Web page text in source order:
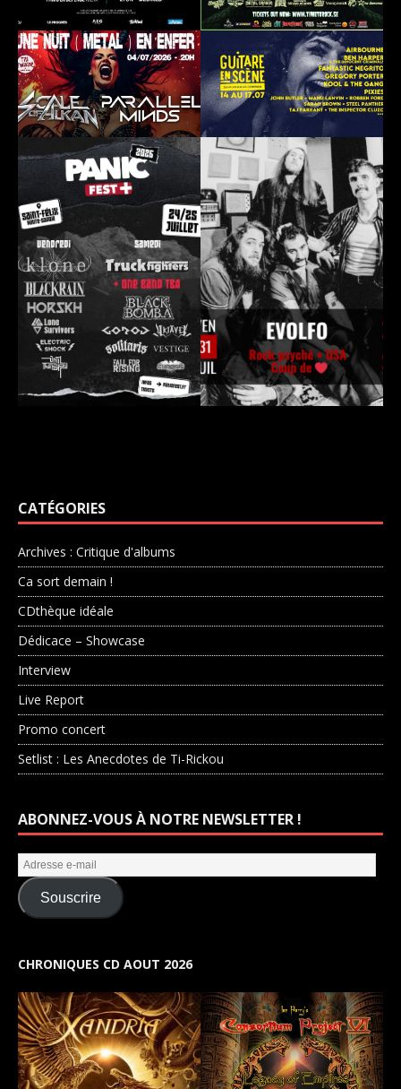
CATÉGORIES
Archives : Critique d'albums
Ca sort demain !
CDthèque idéale
Dédicace – Showcase
Interview
Live Report
Promo concert
Setlist : Les Anecdotes de Ti-Rickou
ABONNEZ-VOUS À NOTRE NEWSLETTER !
Souscrire
CHRONIQUES CD AOUT 2026